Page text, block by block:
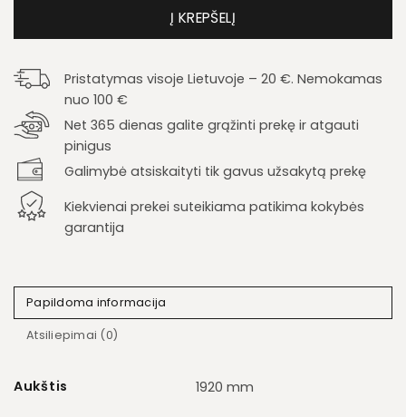
Į KREPŠELĮ
Pristatymas visoje Lietuvoje – 20 €. Nemokamas
nuo 100 €
Net 365 dienas galite grąžinti prekę ir atgauti
pinigus
Galimybė atsiskaityti tik gavus užsakytą prekę
Kiekvienai prekei suteikiama patikima kokybės
garantija
Papildoma informacija
Atsiliepimai (0)
Aukštis 1920 mm